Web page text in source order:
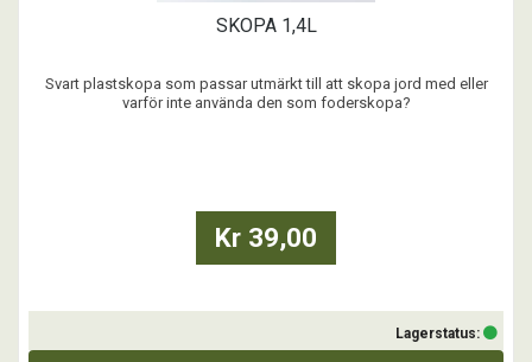
SKOPA 1,4L
Svart plastskopa som passar utmärkt till att skopa jord med eller
varför inte använda den som foderskopa?
Kr 39,00
Lagerstatus: